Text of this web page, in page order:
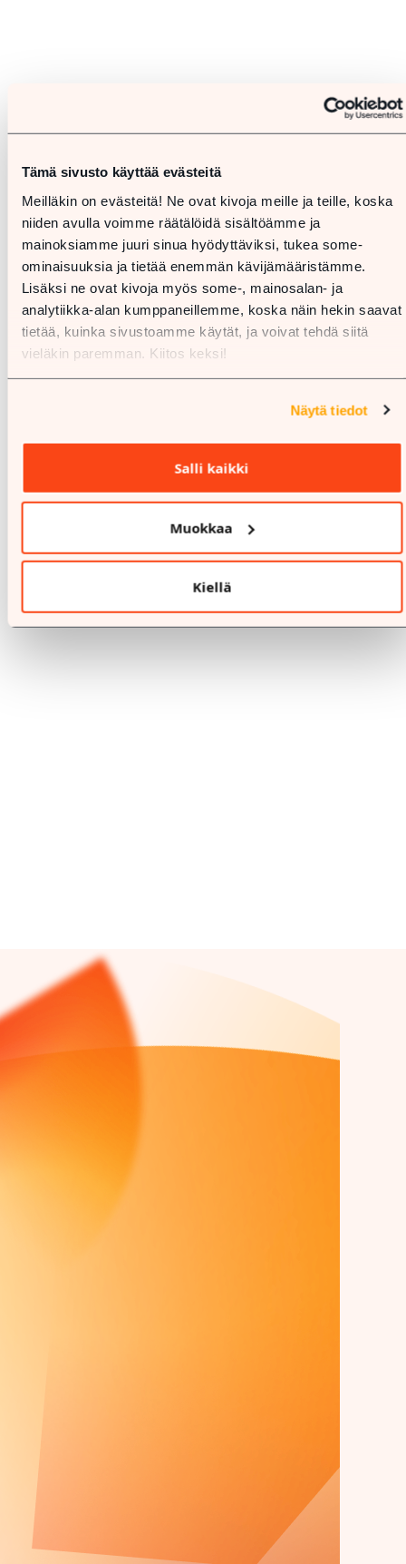
Tämä sivusto käyttää evästeitä
Meilläkin on evästeitä! Ne ovat kivoja meille ja teille, koska
niiden avulla voimme räätälöidä sisältöämme ja
mainoksiamme juuri sinua hyödyttäviksi, tukea some-
ominaisuuksia ja tietää enemmän kävijämääristämme.
Lisäksi ne ovat kivoja myös some-, mainosalan- ja
analytiikka-alan kumppaneillemme, koska näin hekin saavat
tietää, kuinka sivustoamme käytät, ja voivat tehdä siitä
vieläkin paremman. Kiitos keksi!
Näytä tiedot
Salli kaikki
Muokkaa
Kiellä
HALTI